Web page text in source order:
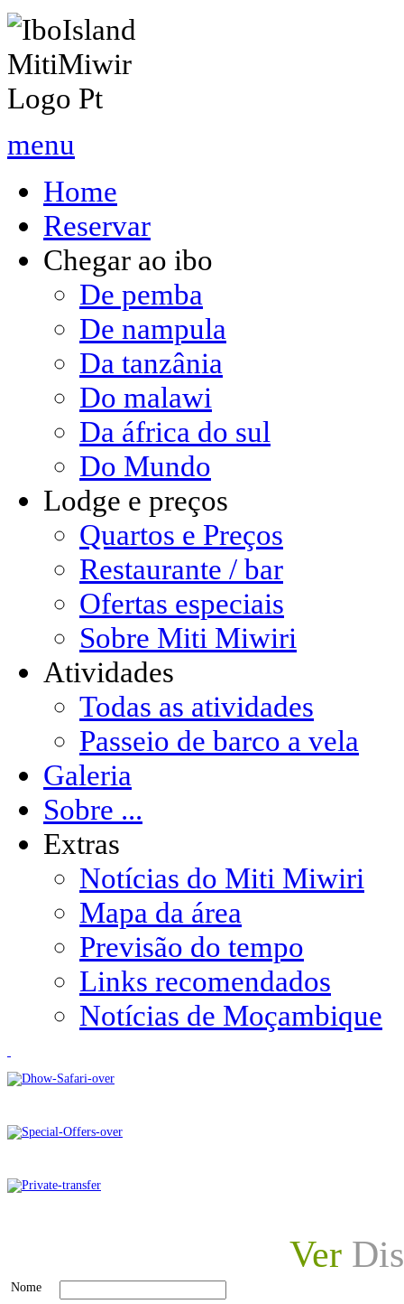
menu
Home
Reservar
Chegar ao ibo
De pemba
De nampula
Da tanzânia
Do malawi
Da áfrica do sul
Do Mundo
Lodge e preços
Quartos e Preços
Restaurante / bar
Ofertas especiais
Sobre Miti Miwiri
Atividades
Todas as atividades
Passeio de barco a vela
Galeria
Sobre ...
Extras
Notícias do Miti Miwiri
Mapa da área
Previsão do tempo
Links recomendados
Notícias de Moçambique
Ver
Nome